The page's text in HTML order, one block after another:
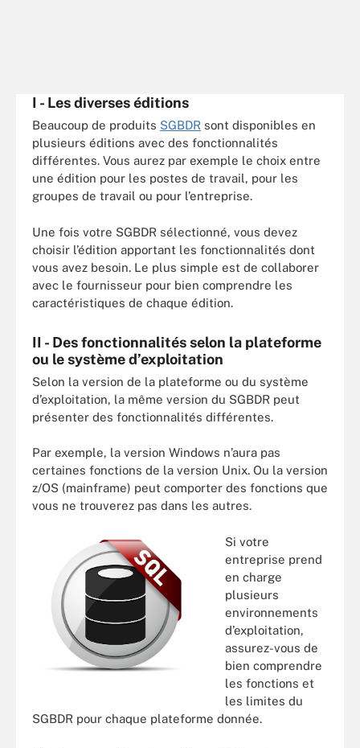
I - Les diverses éditions
Beaucoup de produits SGBDR sont disponibles en
plusieurs éditions avec des fonctionnalités
différentes. Vous aurez par exemple le choix entre
une édition pour les postes de travail, pour les
groupes de travail ou pour l’entreprise.
Une fois votre SGBDR sélectionné, vous devez
choisir l’édition apportant les fonctionnalités dont
vous avez besoin. Le plus simple est de collaborer
avec le fournisseur pour bien comprendre les
caractéristiques de chaque édition.
II - Des fonctionnalités selon la plateforme
ou le système d’exploitation
Selon la version de la plateforme ou du système
d’exploitation, la même version du SGBDR peut
présenter des fonctionnalités différentes.
Par exemple, la version Windows n’aura pas
certaines fonctions de la version Unix. Ou la version
z/OS (mainframe) peut comporter des fonctions que
vous ne trouverez pas dans les autres.
Si votre
entreprise prend
en charge
plusieurs
environnements
d’exploitation,
assurez-vous de
bien comprendre
les fonctions et
les limites du
SGBDR pour chaque plateforme donnée.